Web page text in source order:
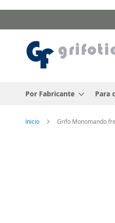
al
Por Fabricante Para
Inicio Grifo Monomando